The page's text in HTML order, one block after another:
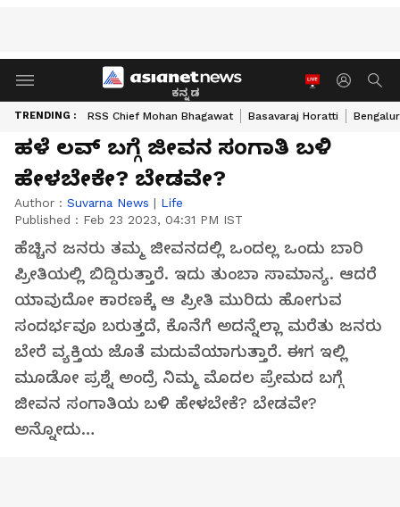
ಕನ್ನಡ
TRENDING : RSS Chief Mohan Bhagawat Basavaraj Horatti
ಹಳೆ ಲವ್ ಬಗ್ಗೆ ಜೀವನ ಸಂಗಾತಿ ಬಳಿ
ಹೇಳಬೇಕೇ? ಬೇಡವೇ?
Author : Suvarna News | Life
Published : Feb 23 2023, 04:31 PM IST
ಹೆಚ್ಚಿನ ಜನರು ತಮ್ಮ ಜೀವನದಲ್ಲಿ ಒಂದಲ್ಲ ಒಂದು ಬಾರಿ
ಪ್ರೀತಿಯಲ್ಲಿ ಬಿದ್ದಿರುತ್ತಾರೆ. ಇದು ತುಂಬಾ ಸಾಮಾನ್ಯ. ಆದರೆ
ಯಾವುದೋ ಕಾರಣಕ್ಕೆ ಆ ಪ್ರೀತಿ ಮುರಿದು ಹೋಗುವ
ಸಂದರ್ಭವೂ ಬರುತ್ತದೆ, ಕೊನೆಗೆ ಅದನ್ನೆಲ್ಲಾ ಮರೆತು ಜನರು
ಬೇರೆ ವ್ಯಕ್ತಿಯ ಜೊತೆ ಮದುವೆಯಾಗುತ್ತಾರೆ. ಈಗ ಇಲ್ಲಿ
ಮೂಡೋ ಪ್ರಶ್ನೆ ಅಂದ್ರೆ ನಿಮ್ಮ ಮೊದಲ ಪ್ರೇಮದ ಬಗ್ಗೆ
ಜೀವನ ಸಂಗಾತಿಯ ಬಳಿ ಹೇಳಬೇಕೆ? ಬೇಡವೇ?
ಅನ್ನೋದು…